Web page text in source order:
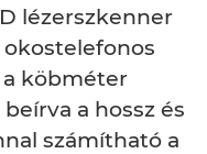
lézerszkenner
a köbméter
a hossz és
számítható a